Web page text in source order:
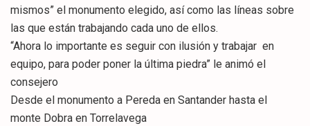
mismos” el monumento elegido, así como las líneas sobre
las que están trabajando cada uno de ellos.
“Ahora lo importante es seguir con ilusión y trabajar en
equipo, para poder poner la última piedra” le animó el
consejero
Desde el monumento a Pereda en Santander hasta el
monte Dobra en Torrelavega